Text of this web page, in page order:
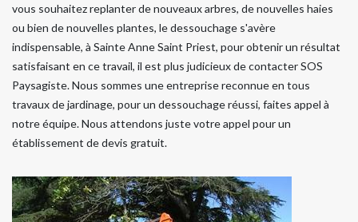
vous souhaitez replanter de nouveaux arbres, de nouvelles haies
ou bien de nouvelles plantes, le dessouchage s'avère
indispensable, à Sainte Anne Saint Priest, pour obtenir un résultat
satisfaisant en ce travail, il est plus judicieux de contacter SOS
Paysagiste. Nous sommes une entreprise reconnue en tous
travaux de jardinage, pour un dessouchage réussi, faites appel à
notre équipe. Nous attendons juste votre appel pour un
établissement de devis gratuit.